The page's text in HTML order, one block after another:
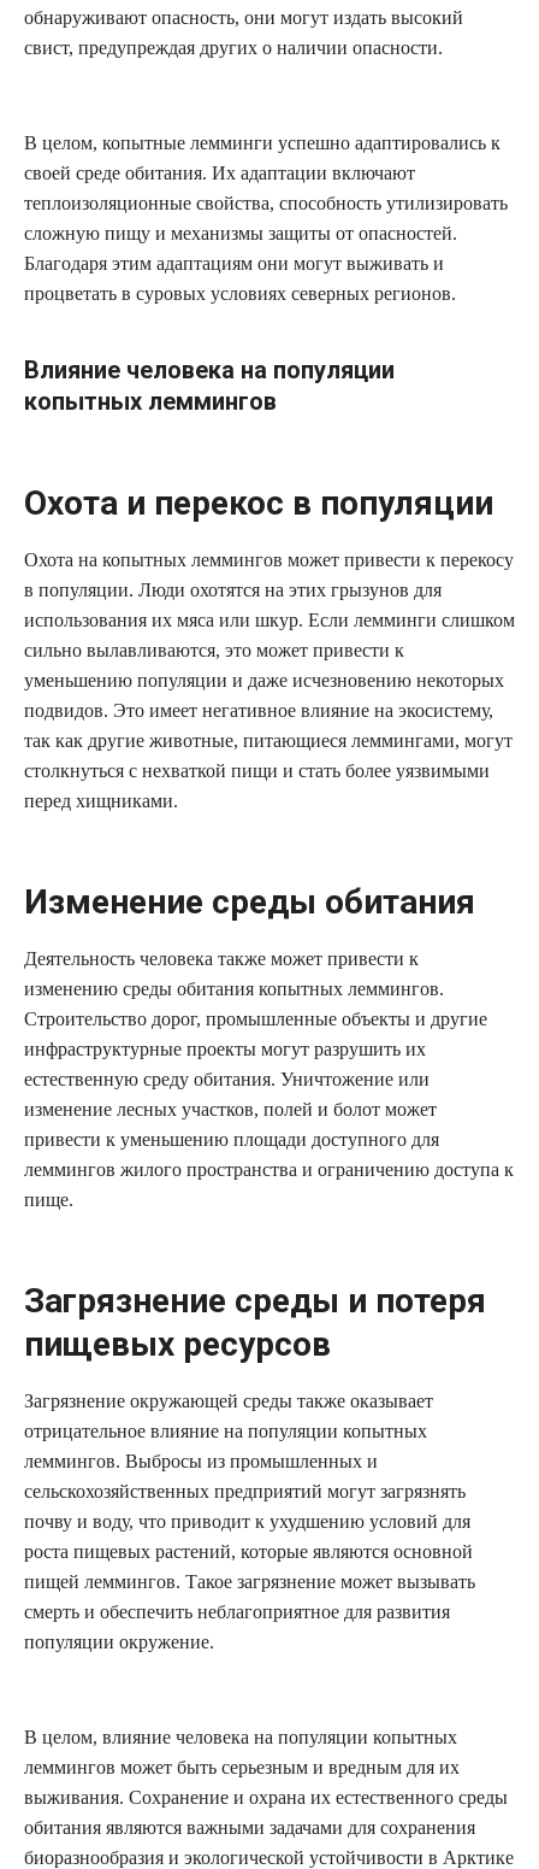
обнаруживают опасность, они могут издать высокий
свист, предупреждая других о наличии опасности.
В целом, копытные лемминги успешно адаптировались к
своей среде обитания. Их адаптации включают
теплоизоляционные свойства, способность утилизировать
сложную пищу и механизмы защиты от опасностей.
Благодаря этим адаптациям они могут выживать и
процветать в суровых условиях северных регионов.
Влияние человека на популяции
копытных леммингов
Охота и перекос в популяции
Охота на копытных леммингов может привести к перекосу
в популяции. Люди охотятся на этих грызунов для
использования их мяса или шкур. Если лемминги слишком
сильно вылавливаются, это может привести к
уменьшению популяции и даже исчезновению некоторых
подвидов. Это имеет негативное влияние на экосистему,
так как другие животные, питающиеся леммингами, могут
столкнуться с нехваткой пищи и стать более уязвимыми
перед хищниками.
Изменение среды обитания
Деятельность человека также может привести к
изменению среды обитания копытных леммингов.
Строительство дорог, промышленные объекты и другие
инфраструктурные проекты могут разрушить их
естественную среду обитания. Уничтожение или
изменение лесных участков, полей и болот может
привести к уменьшению площади доступного для
леммингов жилого пространства и ограничению доступа к
пище.
Загрязнение среды и потеря
пищевых ресурсов
Загрязнение окружающей среды также оказывает
отрицательное влияние на популяции копытных
леммингов. Выбросы из промышленных и
сельскохозяйственных предприятий могут загрязнять
почву и воду, что приводит к ухудшению условий для
роста пищевых растений, которые являются основной
пищей леммингов. Такое загрязнение может вызывать
смерть и обеспечить неблагоприятное для развития
популяции окружение.
В целом, влияние человека на популяции копытных
леммингов может быть серьезным и вредным для их
выживания. Сохранение и охрана их естественного среды
обитания являются важными задачами для сохранения
биоразнообразия и экологической устойчивости в Арктике